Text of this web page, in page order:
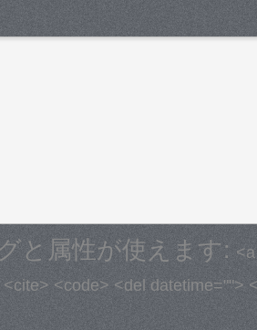
と属性が使えます:
<code> <del datetime="">